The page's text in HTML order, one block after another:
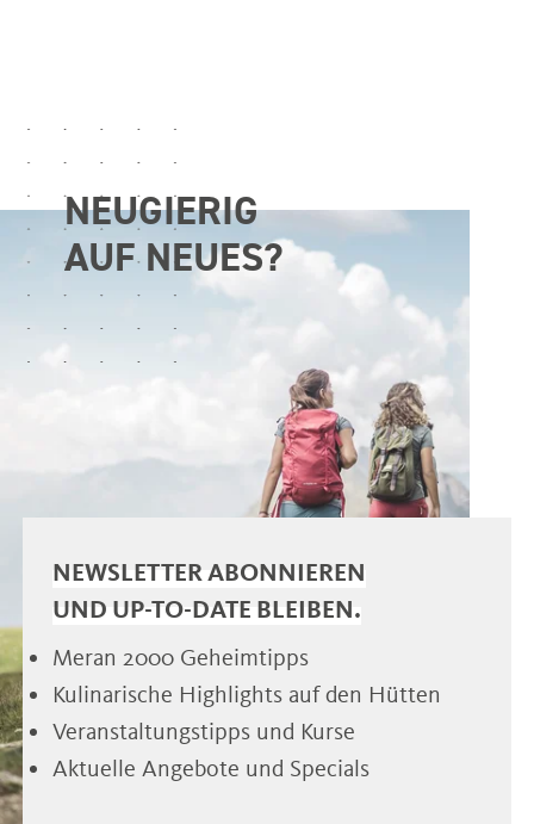
NEUGIERIG
AUF NEUES?
NEWSLETTER ABONNIEREN
UND UP-TO-DATE BLEIBEN.
Meran 2000 Geheimtipps
Kulinarische Highlights auf den Hütten
Veranstaltungstipps und Kurse
Aktuelle Angebote und Specials